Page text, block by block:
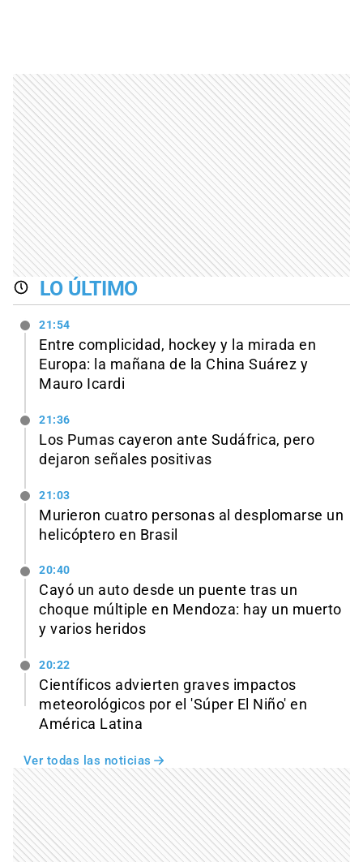
LO ÚLTIMO
21:54
Entre complicidad, hockey y la mirada en
Europa: la mañana de la China Suárez y
Mauro Icardi
21:36
Los Pumas cayeron ante Sudáfrica, pero
dejaron señales positivas
21:03
Murieron cuatro personas al desplomarse un
helicóptero en Brasil
20:40
Cayó un auto desde un puente tras un
choque múltiple en Mendoza: hay un muerto
y varios heridos
20:22
Científicos advierten graves impactos
meteorológicos por el 'Súper El Niño' en
América Latina
Ver todas las noticias